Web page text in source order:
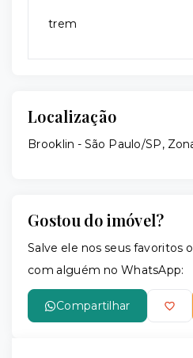
trem
Localização
Brooklin - São Paulo/SP,
Gostou do imóvel?
Salve ele nos seus favoritos
com alguém no WhatsApp:
Compartilhar